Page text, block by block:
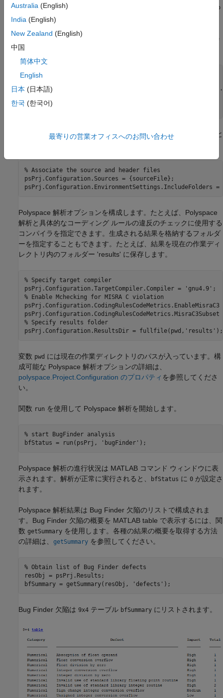
polyspaceroot\polyspace\examples\cxx\Bug_Finder_Example\so
urcesにあります。ここでの
ソース ファイルとヘッダー ファイルへのパスは、関数
fullfile
を使用して作成します。
% Create the Path to source and header files
'examples'
includeFolder = fullfile(polyspaceroot,
'examples'
ソース ファイルおよびヘッダーファイルをpsPrjオブジェクトと
% Associate the source and header files
psPrj.Configuration.Sources = {sourceFile};
Polyspace 解析オプションを構成します。たとえば、Polyspace
解析と具体的なコーディング ルールの違反のチェックに使用する
コンパイラを指定できます。生成される結果を格納するフォルダ
ーを指定することもできます。たとえば、結果を現在の作業ディ
レクトリ内のフォルダー 'results' に保存します。
% Specify target compiler
psPrj.Configuration.TargetCompiler.Compiler =
'gnu4.9'
% Enable Mchecking for MISRA C violation
% Specify results folder
psPrj.Configuration.ResultsDir = fullfile(pwd, 'results' );
変数 pwd には現在の作業ディレクトリのパスが入っています。構
成可能な Polyspace 解析オプションの詳細は、
polyspace.Project.Configuration のプロパティ を参照してくださ
い。
関数 run を使用して Polyspace 解析を開始します。
% start BugFinder analysis
bfStatus = run(psPrj,
'bugFinder' );
Polyspace 解析の進行状況は MATLAB コマンド ウィンドウに表
示されます。解析が正常に実行されると、
bfStatus に 0 が設定さ
れます。
Polyspace 解析結果は Bug Finder 欠陥のリストで構成されま
す。Bug Finder 欠陥の概要を MATLAB table で表示するには、関
数 getSummary を使用します。各種の結果の概要を取得する方法
の詳細は、 getSummary を参照してください。
% Obtain list of Bug Finder defects
resObj = psPrj.Results;
bfSummary = getSummary(resObj,
'defects' );
Bug Finder 欠陥は 9x4 テーブル bfSummary にリストされます。
Australia (English)
India (English)
New Zealand (English)
中国
简体中文
English
日本 (日本語)
한국 (한국어)
最寄りの営業オフィスへのお問い合わせ